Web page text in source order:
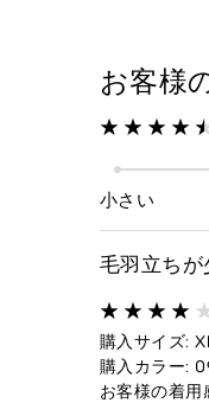
お客様
小さい
毛羽立ちが
購入サイズ:
購入カラー:
お客様の着用